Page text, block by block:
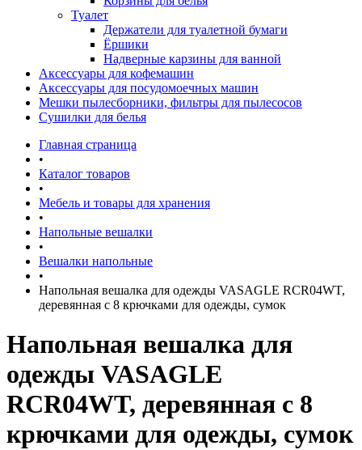
Туалет
Держатели для туалетной бумаги
Ёршики
Надверные карзины для ванной
Аксессуары для кофемашин
Аксессуары для посудомоечных машин
Мешки пылесборники, фильтры для пылесосов
Сушилки для белья
Главная страница
•
Каталог товаров
•
Мебель и товары для хранения
•
Напольные вешалки
•
Вешалки напольные
•
Напольная вешалка для одежды VASAGLE RCR04WT,
деревянная с 8 крючками для одежды, сумок
Напольная вешалка для
одежды VASAGLE
RCR04WT, деревянная с 8
крючками для одежды, сумок